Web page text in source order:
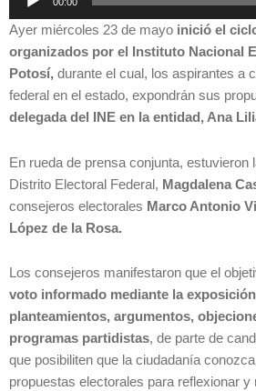
audio
Ayer miércoles 23 de mayo inició el
organizados por el Instituto Nacional
Potosí, durante el cual, los aspirantes a
federal en el estado, expondrán sus
delegada del INE en la entidad, Ana
En rueda de prensa conjunta, estuvieron
Distrito Electoral Federal, Magdalena
consejeros electorales Marco Antonio
López de la Rosa.
Los consejeros manifestaron que el
voto informado mediante la
planteamientos, argumentos,
programas partidistas, de parte de
que posibiliten que la ciudadanía
propuestas electorales para reflexionar y